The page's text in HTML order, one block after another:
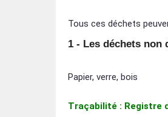
Tous ces déchets
1 - Les déchets non
Papier, verre, bois
Traçabilité : Registre